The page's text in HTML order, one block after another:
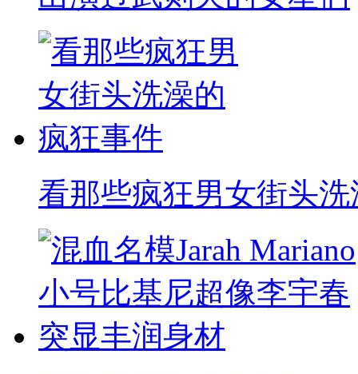
看那些疯狂男女街头洗